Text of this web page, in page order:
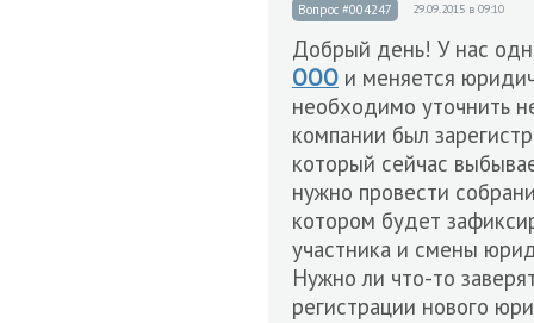
Вопрос #004247 29.09.2015 в 09:10
Добрый день! У нас
ООО и меняется
необходимо уточнить
компании был
который сейчас
нужно провести
котором будет
участника и смены
Нужно ли что-то
регистрации нового